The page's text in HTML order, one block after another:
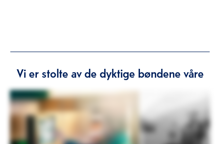
Vi er stolte av de dyktige bøndene våre